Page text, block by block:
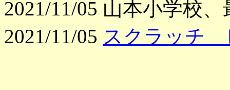
2021/11/05 山本小学校
2021/11/05 スクラッチ